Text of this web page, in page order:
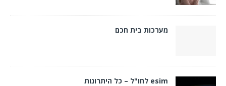
מערכות בית חכם
esim לחו"ל – כל היתרונות